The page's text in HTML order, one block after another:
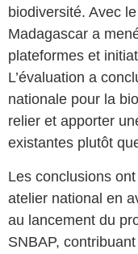
biodiversité. Avec
Madagascar a
plateformes et
L’évaluation a
nationale pour la
relier et apporter
existantes plutôt
Les conclusions
atelier national en
au lancement du
SNBAP,